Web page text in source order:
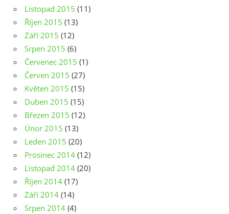
Listopad 2015 (11)
Říjen 2015 (13)
Září 2015 (12)
Srpen 2015 (6)
Červenec 2015 (1)
Červen 2015 (27)
Květen 2015 (15)
Duben 2015 (15)
Březen 2015 (12)
Únor 2015 (13)
Leden 2015 (20)
Prosinec 2014 (12)
Listopad 2014 (20)
Říjen 2014 (17)
Září 2014 (14)
Srpen 2014 (4)